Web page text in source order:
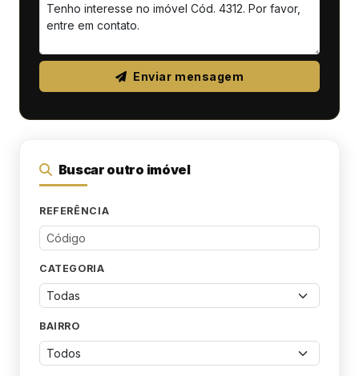
Enviar mensagem
Buscar outro imóvel
REFERÊNCIA
CATEGORIA
BAIRRO